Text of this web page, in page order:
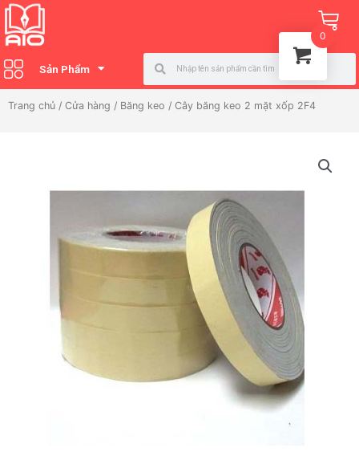
Nhảy
tới
nội
dung
Sản Phẩm
Search
Trang chủ / Cửa hàng / Băng keo / Cây băng keo 2 mặt xốp 2F4
0